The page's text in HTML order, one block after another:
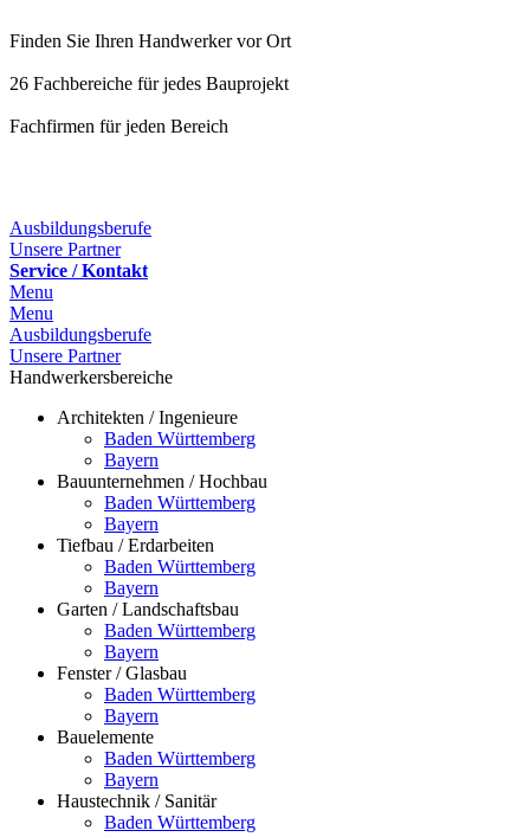
Finden Sie Ihren Handwerker vor Ort
26 Fachbereiche für jedes Bauprojekt
Fachfirmen für jeden Bereich
Ausbildungsberufe
Unsere Partner
Service / Kontakt
Menu
Menu
Ausbildungsberufe
Unsere Partner
Handwerkersbereiche
Architekten / Ingenieure
Baden Württemberg
Bayern
Bauunternehmen / Hochbau
Baden Württemberg
Bayern
Tiefbau / Erdarbeiten
Baden Württemberg
Bayern
Garten / Landschaftsbau
Baden Württemberg
Bayern
Fenster / Glasbau
Baden Württemberg
Bayern
Bauelemente
Baden Württemberg
Bayern
Haustechnik / Sanitär
Baden Württemberg